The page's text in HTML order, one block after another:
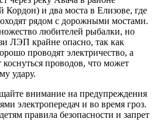
Кордон) и два моста в Елизове, где
рядом с дорожными мостами.
любителей рыбалки, но
ЛЭП крайне опасно, так как
проводят электричество, а
проводов, что может
удару.
внимание на предупреждения
электропередач и во время гроз.
правила безопасности и запрет